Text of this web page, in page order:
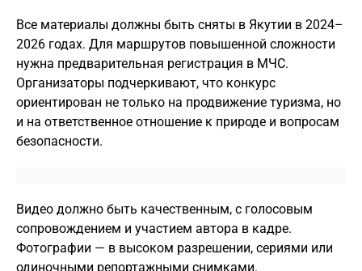
Все материалы должны быть сняты в Якутии в 2024–
2026 годах. Для маршрутов повышенной сложности
нужна предварительная регистрация в МЧС.
Организаторы подчеркивают, что конкурс
ориентирован не только на продвижение туризма, но
и на ответственное отношение к природе и вопросам
безопасности.
Видео должно быть качественным, с голосовым
сопровождением и участием автора в кадре.
Фотографии — в высоком разрешении, сериями или
одиночными репортажными снимками.